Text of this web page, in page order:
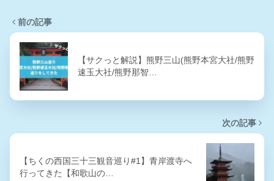
前の記事
【サクっと解説】熊野三山(熊野本宮大社/熊野
速玉大社/熊野那智…
次の記事
【ちくの西国三十三観音巡り#1】青岸渡寺へ
行ってきた【和歌山の…